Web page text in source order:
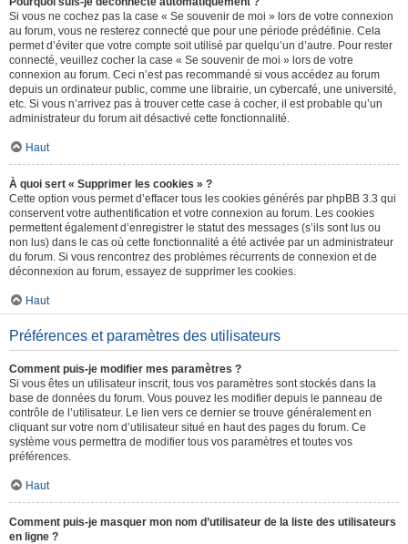
Si vous ne cochez pas la case « Se souvenir de moi » lors de votre connexion
au forum, vous ne resterez connecté que pour une période prédéfinie. Cela
permet d’éviter que votre compte soit utilisé par quelqu’un d’autre. Pour rester
connecté, veuillez cocher la case « Se souvenir de moi » lors de votre
connexion au forum. Ceci n’est pas recommandé si vous accédez au forum
depuis un ordinateur public, comme une librairie, un cybercafé, une université,
etc. Si vous n’arrivez pas à trouver cette case à cocher, il est probable qu’un
administrateur du forum ait désactivé cette fonctionnalité.
Haut
À quoi sert « Supprimer les cookies » ?
Cette option vous permet d’effacer tous les cookies générés par phpBB 3.3 qui
conservent votre authentification et votre connexion au forum. Les cookies
permettent également d’enregistrer le statut des messages (s’ils sont lus ou
non lus) dans le cas où cette fonctionnalité a été activée par un administrateur
du forum. Si vous rencontrez des problèmes récurrents de connexion et de
déconnexion au forum, essayez de supprimer les cookies.
Haut
Préférences et paramètres des utilisateurs
Comment puis-je modifier mes paramètres ?
Si vous êtes un utilisateur inscrit, tous vos paramètres sont stockés dans la
base de données du forum. Vous pouvez les modifier depuis le panneau de
contrôle de l’utilisateur. Le lien vers ce dernier se trouve généralement en
cliquant sur votre nom d’utilisateur situé en haut des pages du forum. Ce
système vous permettra de modifier tous vos paramètres et toutes vos
préférences.
Haut
Comment puis-je masquer mon nom d’utilisateur de la liste des utilisateurs
en ligne ?